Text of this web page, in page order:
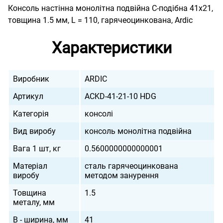
Консоль настінна монолітна подвійна С-подібна 41х21,
товщина 1.5 мм, L = 110, гарячеоцинкована, Ardic
Характеристики
Виробник
ARDIC
Артикул
ACKD-41-21-10 HDG
Категорія
консолі
Вид виробу
консоль монолітна подвійна
Вага 1 шт, кг
0.5600000000000001
Матеріал
виробу
сталь гарячеоцинкована
методом занурення
Товщина
металу, мм
1.5
B - ширина, мм 41